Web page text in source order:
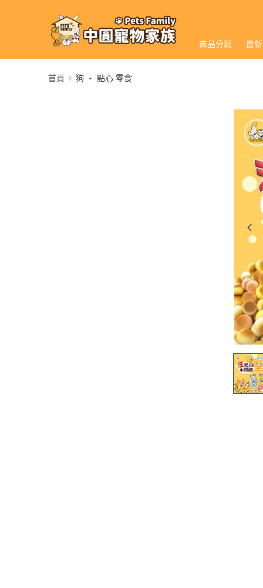
商品分類 最
首頁 狗 ‧ 點心 零食